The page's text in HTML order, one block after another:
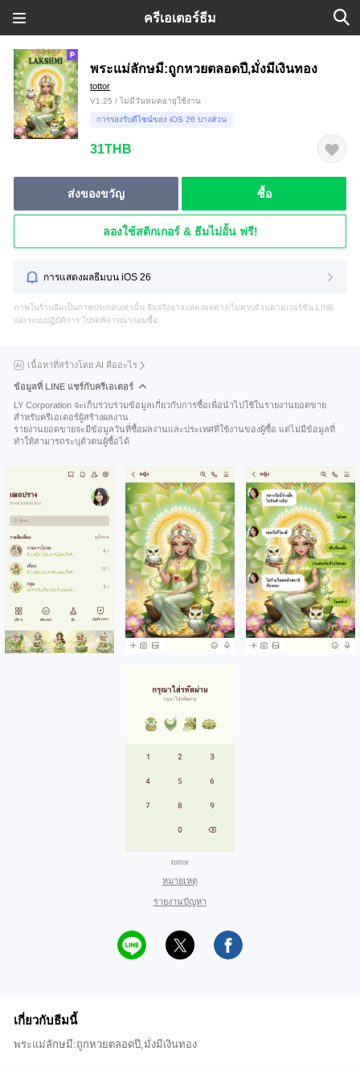
ครีเอเตอร์ธีม
พระแม่ลักษมี:ถูกหวยตลอดปี,มั่งมีเงินทอง
tottor
V1.25 / ไม่มีวันหมดอายุใช้งาน
การรองรับดีไซน์ของ iOS 26 บางส่วน
31THB
ส่งของขวัญ ซื้อ
ลองใช้สติกเกอร์ & ธีมไม่อั้น ฟรี!
การแสดงผลธีมบน iOS 26
ภาพในร้านธีมเป็นภาพประกอบเท่านั้น ธีมจริงอาจแสดงผลต่าง/ไม่ครบถ้วนตามเวอร์ชัน LINE
และระบบปฏิบัติการ โปรดพิจารณาก่อนซื้อ
เนื้อหาที่สร้างโดย AI คืออะไร
ข้อมูลที่ LINE แชร์กับครีเอเตอร์
LY Corporation จะเก็บรวบรวมข้อมูลเกี่ยวกับการซื้อเพื่อนำไปใช้ในรายงานยอดขาย
สำหรับครีเอเตอร์ผู้สร้างผลงาน
รายงานยอดขายจะมีข้อมูลวันที่ซื้อผลงานและประเทศที่ใช้งานของผู้ซื้อ แต่ไม่มีข้อมูลที่
ทำให้สามารถระบุตัวตนผู้ซื้อได้
tottor
หมายเหตุ
รายงานปัญหา
เกี่ยวกับธีมนี้
พระแม่ลักษมี:ถูกหวยตลอดปี,มั่งมีเงินทอง